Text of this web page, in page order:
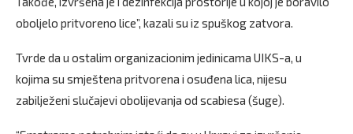
oboljelo pritvoreno lice”, kazali su iz spuškog zatvora.
Tvrde da u ostalim organizacionim jedinicama UIKS-a, u
kojima su smještena pritvorena i osuđena lica, nijesu
zabilježeni slučajevi obolijevanja od scabiesa (šuge).